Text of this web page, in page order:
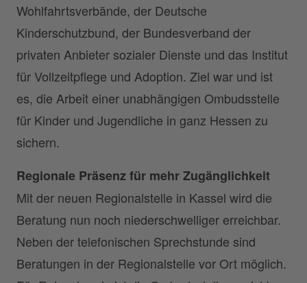
Wohlfahrtsverbände, der Deutsche
Kinderschutzbund, der Bundesverband der
privaten Anbieter sozialer Dienste und das Institut
für Vollzeitpflege und Adoption. Ziel war und ist
es, die Arbeit einer unabhängigen Ombudsstelle
für Kinder und Jugendliche in ganz Hessen zu
sichern.
Regionale Präsenz für mehr Zugänglichkeit
Mit der neuen Regionalstelle in Kassel wird die
Beratung nun noch niederschwelliger erreichbar.
Neben der telefonischen Sprechstunde sind
Beratungen in der Regionalstelle vor Ort möglich.